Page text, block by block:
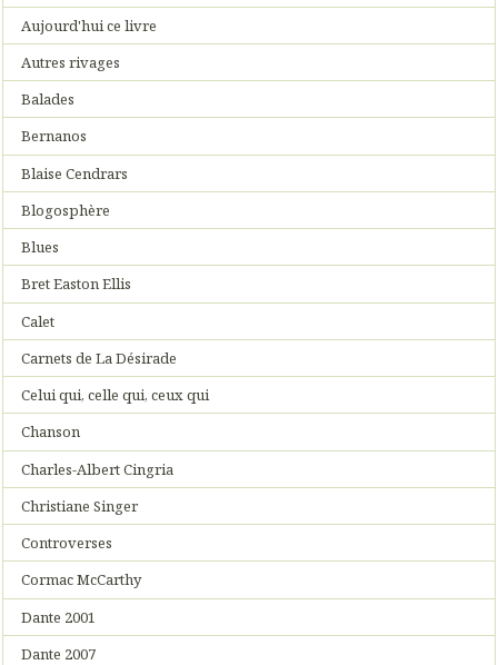
Aujourd'hui ce livre
Autres rivages
Balades
Bernanos
Blaise Cendrars
Blogosphère
Blues
Bret Easton Ellis
Calet
Carnets de La Désirade
Celui qui, celle qui, ceux qui
Chanson
Charles-Albert Cingria
Christiane Singer
Controverses
Cormac McCarthy
Dante 2001
Dante 2007